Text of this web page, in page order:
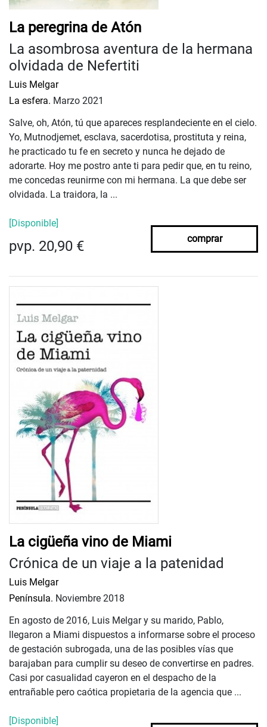
La peregrina de Atón
La asombrosa aventura de la hermana
olvidada de Nefertiti
Luis Melgar
La esfera. Marzo 2021
Salve, oh, Atón, tú que apareces resplandeciente en el cielo.
Yo, Mutnodjemet, esclava, sacerdotisa, prostituta y reina,
he practicado tu fe en secreto y nunca he dejado de
adorarte. Hoy me postro ante ti para pedir que, en tu reino,
me concedas reunirme con mi hermana. La que debe ser
olvidada. La traidora, la ...
[Disponible]
pvp. 20,90 € comprar
La cigüeña vino de Miami
Crónica de un viaje a la patenidad
Luis Melgar
Península. Noviembre 2018
En agosto de 2016, Luis Melgar y su marido, Pablo,
llegaron a Miami dispuestos a informarse sobre el proceso
de gestación subrogada, una de las posibles vías que
barajaban para cumplir su deseo de convertirse en padres.
Casi por casualidad cayeron en el despacho de la
entrañable pero caótica propietaria de la agencia que ...
[Disponible]